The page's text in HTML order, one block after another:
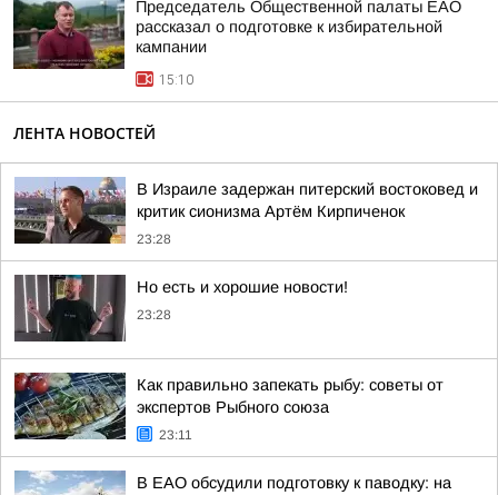
Председатель Общественной палаты ЕАО
рассказал о подготовке к избирательной
кампании
15:10
ЛЕНТА НОВОСТЕЙ
В Израиле задержан питерский востоковед и
критик сионизма Артём Кирпиченок
23:28
Но есть и хорошие новости!
23:28
Как правильно запекать рыбу: советы от
экспертов Рыбного союза
23:11
В ЕАО обсудили подготовку к паводку: на